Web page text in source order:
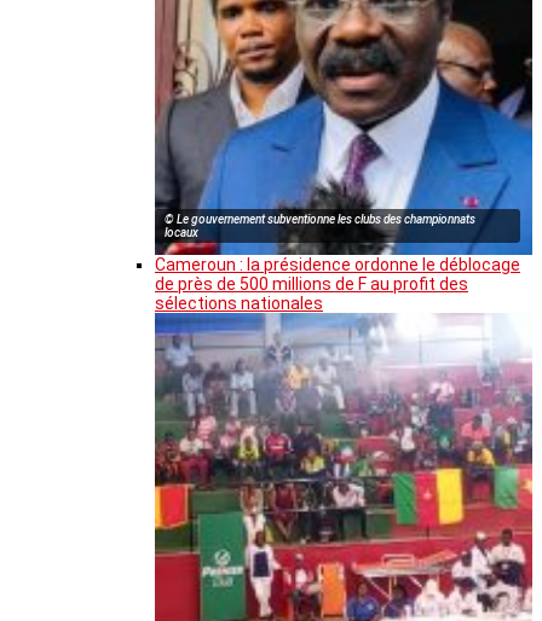
© Le gouvernement subventionne les clubs des championnats
locaux
Cameroun : la présidence ordonne le déblocage
de près de 500 millions de F au profit des
sélections nationales